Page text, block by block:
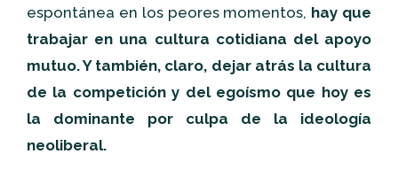
espontánea en los peores momentos, hay que
trabajar en una cultura cotidiana del apoyo
mutuo. Y también, claro, dejar atrás la cultura
de la competición y del egoísmo que hoy es
la dominante por culpa de la ideología
neoliberal.